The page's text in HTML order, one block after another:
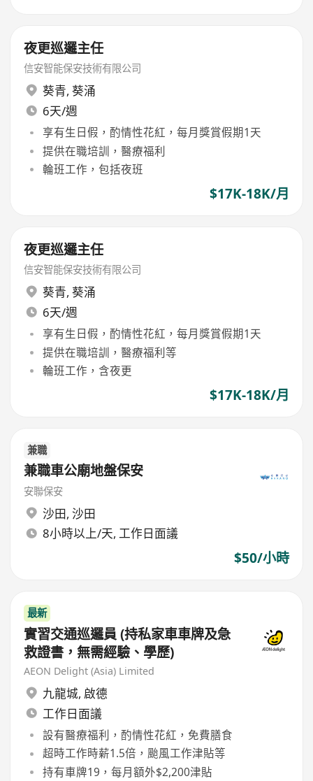
夜更巡邏主任
信安智能保安技術有限公司
葵青, 葵涌
6天/週
享有生日假，酌情性花紅，每月獎賞假期1天
提供在職培訓，醫療福利
輪班工作，包括夜班
$17K-18K/月
夜更巡邏主任
信安智能保安技術有限公司
葵青, 葵涌
6天/週
享有生日假，酌情性花紅，每月獎賞假期1天
提供在職培訓，醫療福利等
輪班工作，含夜更
$17K-18K/月
兼職
兼職車公廟地盤保安
安聯保安
沙田, 沙田
8小時以上/天, 工作日面議
$50/小時
最新
實習交通巡邏員 (持私家車車牌及急
救證書，無需經驗、學歷)
AEON Delight (Asia) Limited
九龍城, 啟德
工作日面議
設有醫療福利，酌情性花紅，免費膳食
超時工作時薪1.5倍，颱風工作津貼等
持有車牌19，每月額外$2,200津貼